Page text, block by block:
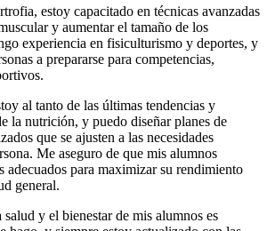
estoy capacitado en técnicas avanzadas
y aumentar el tamaño de los
experiencia en fisiculturismo y deportes, y
a prepararse para competencias,
al tanto de las últimas tendencias y
la nutrición, y puedo diseñar planes de
que se ajusten a las necesidades
Me aseguro de que mis alumnos
adecuados para maximizar su rendimiento
general.
y el bienestar de mis alumnos es